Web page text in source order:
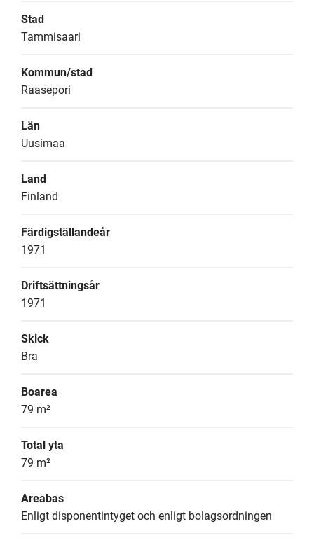
Stad
Tammisaari
Kommun/stad
Raasepori
Län
Uusimaa
Land
Finland
Färdigställandeår
1971
Driftsättningsår
1971
Skick
Bra
Boarea
79 m²
Total yta
79 m²
Areabas
Enligt disponentintyget och enligt bolagsordningen